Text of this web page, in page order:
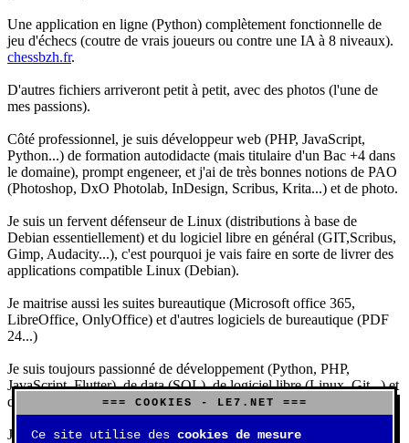
Une application en ligne (Python) complètement fonctionnelle de
jeu d'échecs (coutre de vrais joueurs ou contre une IA à 8 niveaux).
chessbzh.fr.
D'autres fichiers arriveront petit à petit, avec des photos (l'une de
mes passions).
Côté professionnel, je suis développeur web (PHP, JavaScript,
Python...) de formation autodidacte (mais titulaire d'un Bac +4 dans
le domaine), prompt engeneer, et j'ai de très bonnes notions de PAO
(Photoshop, DxO Photolab, InDesign, Scribus, Krita...) et de photo.
Je suis un fervent défenseur de Linux (distributions à base de
Debian essentiellement) et du logiciel libre en général (GIT,Scribus,
Gimp, Audacity...), c'est pourquoi je vais faire en sorte de livrer des
applications compatible Linux (Debian).
Je maitrise aussi les suites bureautique (Microsoft office 365,
LibreOffice, OnlyOffice) et d'autres logiciels de bureautique (PDF
24...)
Je suis toujours passionné de développement (Python, PHP,
JavaScript, Flutter), de data (SQL), de logiciel libre (Linux, Git...) et
d'IA (principalement Claude et DeepSeek).
J'aime jouer, surtout aux jeux de sociétés (Risk, Uno, Scrabble...),
=== COOKIES - LE7.NET ===
Ce site utilise des cookies de mesure